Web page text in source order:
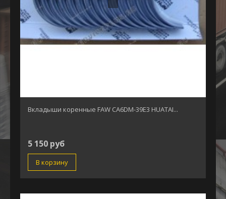
Вкладыши коренные FAW CA6DM-39E3 HUATAI...
5 150 руб
В корзину